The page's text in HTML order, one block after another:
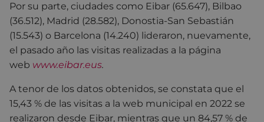
Por su parte, ciudades como Eibar (65.647), Bilbao
(36.512), Madrid (28.582), Donostia-San Sebastián
(15.543) o Barcelona (14.240) lideraron, nuevamente,
el pasado año las visitas realizadas a la página
web www.eibar.eus.
A tenor de los datos obtenidos, se constata que el
15,43 % de las visitas a la web municipal en 2022 se
realizaron desde Eibar, mientras que un 84,57 % de